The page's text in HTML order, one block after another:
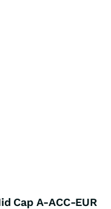
Cap A-ACC-EUR